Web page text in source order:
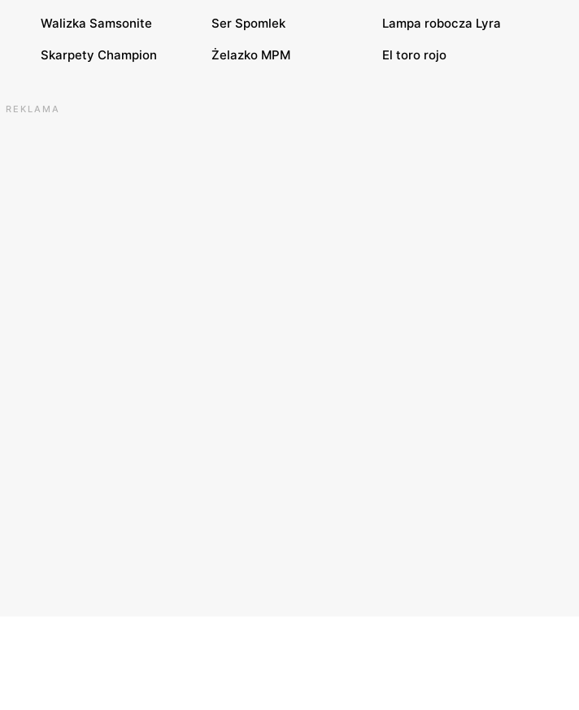
Walizka Samsonite Ser Spomlek Lampa robocza Lyra
Skarpety Champion Żelazko MPM El toro rojo
REKLAMA